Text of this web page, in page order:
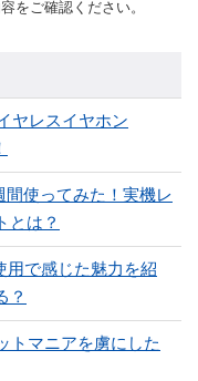
をご確認ください。
ヤレスイヤホン
間使ってみた！実機レ
とは？
用で感じた魅力を紹
？
トマニアを虜にした